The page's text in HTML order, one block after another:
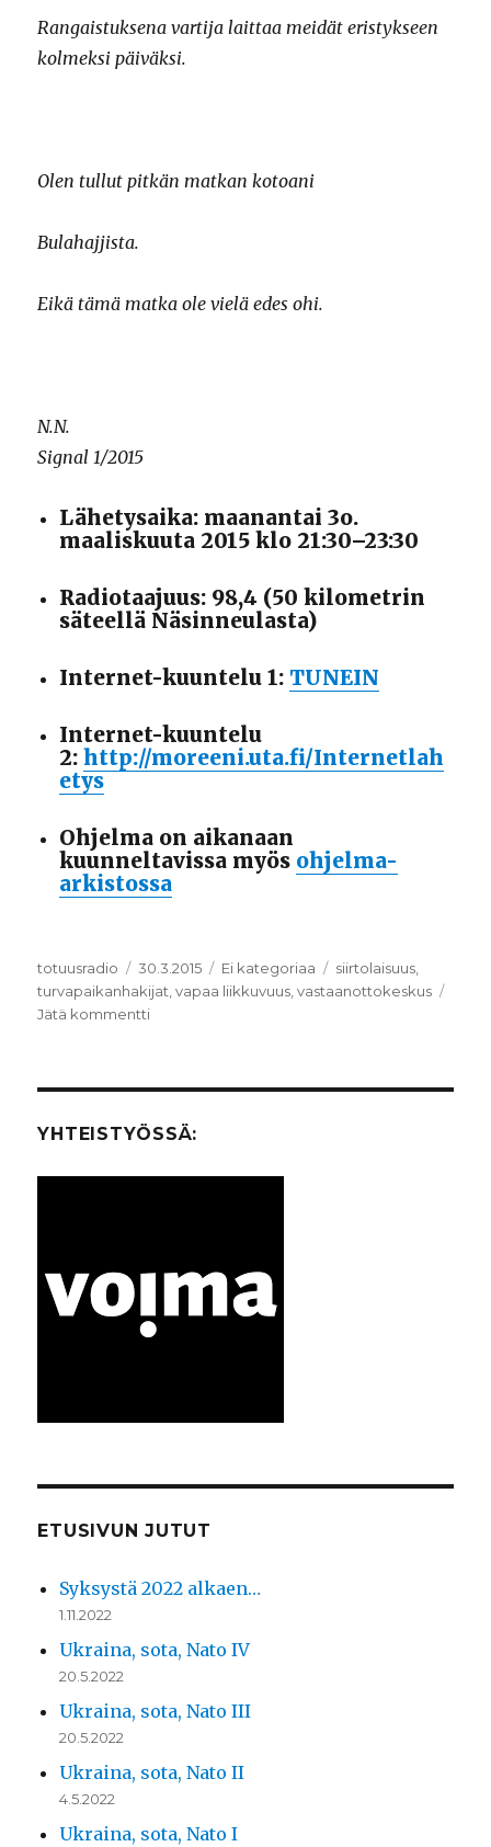
Rangaistuksena vartija laittaa meidät eristykseen
kolmeksi päiväksi.
Olen tullut pitkän matkan kotoani
Bulahajjista.
Eikä tämä matka ole vielä edes ohi.
N.N.
Signal 1/2015
Lähetysaika: maanantai 3o.
maaliskuuta 2015 klo 21:30–23:30
Radiotaajuus: 98,4 (50 kilometrin
säteellä Näsinneulasta)
Internet-kuuntelu 1: TUNEIN
Internet-kuuntelu
2:http://moreeni.uta.fi/Internetlah
etys
Ohjelma on aikanaan
kuunneltavissa myös ohjelma-
arkistossa
Kirjoittaja
totuusradio Julkaistu
30.3.2015 Kategoriat
Ei kategoriaa Avainsanat
siirtolaisuus,
turvapaikanhakijat,vapaa liikkuvuus,vastaanottokeskus
Jätä kommentti
ja
–
movement
YHTEISTYÖSSÄ:
ETUSIVUN JUTUT
Syksystä 2022 alkaen…
1.11.2022
Ukraina, sota, Nato IV
20.5.2022
Ukraina, sota, Nato III
20.5.2022
Ukraina, sota, Nato II
4.5.2022
Ukraina, sota, Nato I